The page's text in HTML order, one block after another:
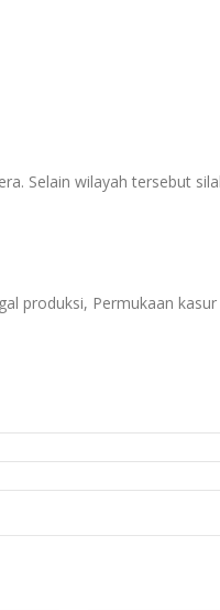
Selain wilayah tersebut
produksi, Permukaan